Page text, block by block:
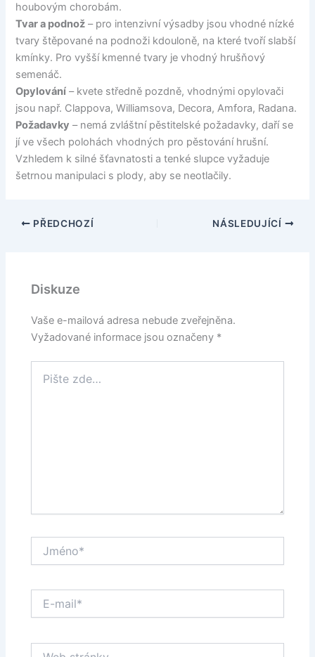
houbovým chorobám.
Tvar a podnož – pro intenzivní výsadby jsou vhodné nízké
tvary štěpované na podnoži kdouloně, na které tvoří slabší
kmínky. Pro vyšší kmenné tvary je vhodný hrušňový
semenáč.
Opylování – kvete středně pozdně, vhodnými opylovači
jsou např. Clappova, Williamsova, Decora, Amfora, Radana.
Požadavky – nemá zvláštní pěstitelské požadavky, daří se
jí ve všech polohách vhodných pro pěstování hrušní.
Vzhledem k silné šťavnatosti a tenké slupce vyžaduje
šetrnou manipulaci s plody, aby se neotlačily.
PŘEDCHOZÍ NÁSLEDUJÍCÍ
Diskuze
Vaše e-mailová adresa nebude zveřejněna.
Vyžadované informace jsou označeny *
zde…
mail*